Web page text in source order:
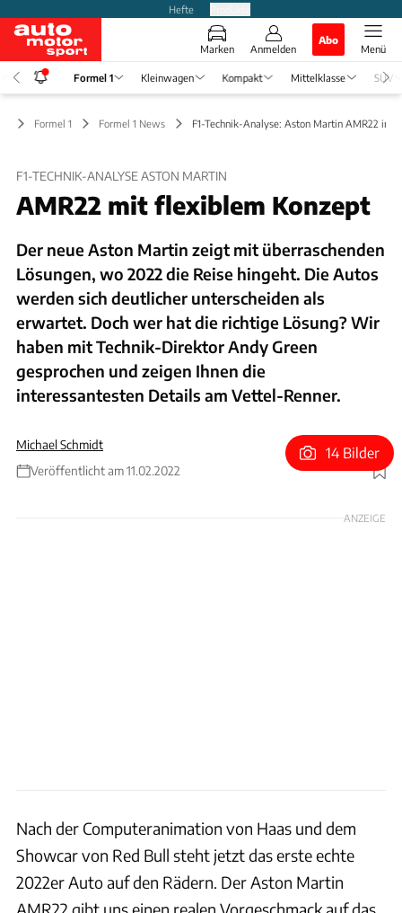
Hefte
Marken Anmelden
Abo
Menü
Formel 1 Kleinwagen Kompakt Mittelklasse SUV
Formel 1 Formel 1 News F1-Technik-Analyse: Aston Martin AMR22 im
F1-TECHNIK-ANALYSE ASTON MARTIN
AMR22 mit flexiblem Konzept
Der neue Aston Martin zeigt mit überraschenden
Lösungen, wo 2022 die Reise hingeht. Die Autos
werden sich deutlicher unterscheiden als
erwartet. Doch wer hat die richtige Lösung? Wir
haben mit Technik-Direktor Andy Green
gesprochen und zeigen Ihnen die
interessantesten Details am Vettel-Renner.
Michael Schmidt
Veröffentlicht am 11.02.2022
Foto: Aston Martin
14 Bilder
ANZEIGE
Nach der Computeranimation von Haas und dem
Showcar von Red Bull steht jetzt das erste echte
2022er Auto auf den Rädern. Der Aston Martin
AMR22 gibt uns einen realen Vorgeschmack auf das,